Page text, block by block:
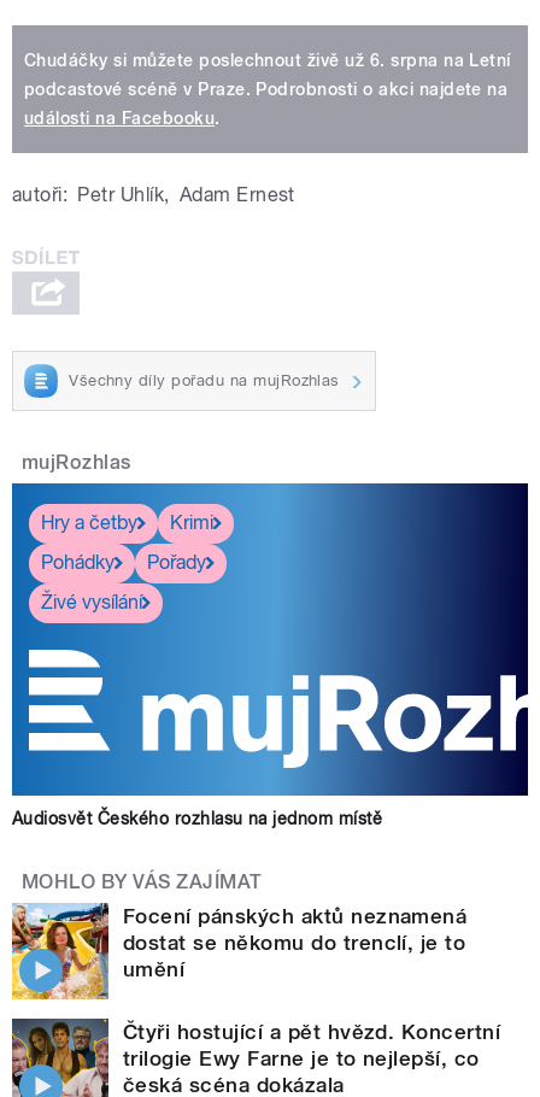
Chudáčky si můžete poslechnout živě už 6. srpna na Letní
podcastové scéně v Praze. Podrobnosti o akci najdete na
události na Facebooku.
autoři: Petr Uhlík, Adam Ernest
Všechny díly pořadu na mujRozhlas
mujRozhlas
Hry a četby
Krimi
Pohádky
Pořady
Živé vysílání
Audiosvět Českého rozhlasu na jednom místě
MOHLO BY VÁS ZAJÍMAT
Focení pánských aktů neznamená
dostat se někomu do trenclí, je to
umění
Čtyři hostující a pět hvězd. Koncertní
trilogie Ewy Farne je to nejlepší, co
česká scéna dokázala